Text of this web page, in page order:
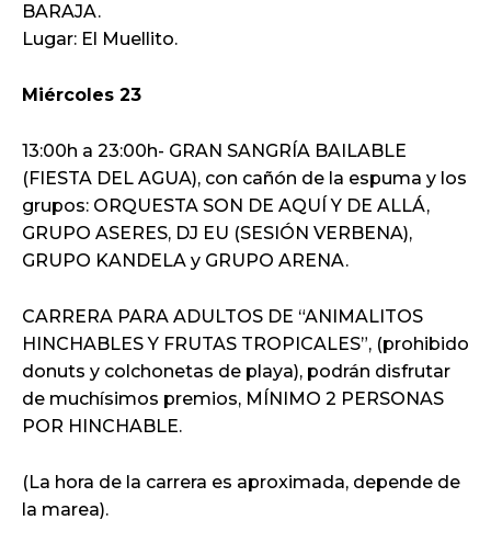
BARAJA.
Lugar: El Muellito.
Miércoles 23
13:00h a 23:00h- GRAN SANGRÍA BAILABLE
(FIESTA DEL AGUA), con cañón de la espuma y los
grupos: ORQUESTA SON DE AQUÍ Y DE ALLÁ,
GRUPO ASERES, DJ EU (SESIÓN VERBENA),
GRUPO KANDELA y GRUPO ARENA.
CARRERA PARA ADULTOS DE “ANIMALITOS
HINCHABLES Y FRUTAS TROPICALES”, (prohibido
donuts y colchonetas de playa), podrán disfrutar
de muchísimos premios, MÍNIMO 2 PERSONAS
POR HINCHABLE.
(La hora de la carrera es aproximada, depende de
la marea).